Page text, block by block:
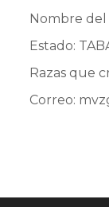
Nombre del
Estado:
Razas que
Correo: